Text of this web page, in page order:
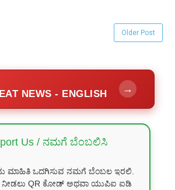
Older Post
NEWS - ENGLISH →
Us / ನಮಗೆ ಬೆಂಬಲಿಸಿ
ಮಾಹಿತಿ ಒದಗಿಸುವ ನಮಗೆ ಬೆಂಬಲ ಇರಲಿ.
ನೀಡಲು QR ಕೋಡ್ ಅಥವಾ ಯುಪಿಐ ಐಡಿ